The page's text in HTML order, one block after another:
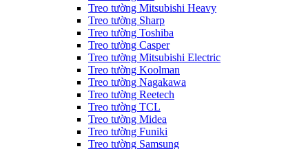
Treo tường Mitsubishi Heavy
Treo tường Sharp
Treo tường Toshiba
Treo tường Casper
Treo tường Mitsubishi Electric
Treo tường Koolman
Treo tường Nagakawa
Treo tường Reetech
Treo tường TCL
Treo tường Midea
Treo tường Funiki
Treo tường Samsung